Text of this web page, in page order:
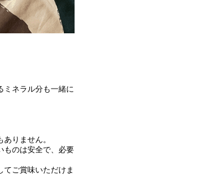
ミネラル分も一緒に
りません。
ものは安全で、必要
てご賞味いただけま